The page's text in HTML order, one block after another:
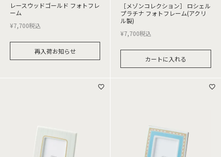
レースウッドゴールド フォトフレ
ーム
¥7,700税込
再入荷お知らせ
［メゾンコレクション］ ロシェル
プラチナ フォトフレーム(アクリ
ル製)
¥7,700税込
カートに入れる